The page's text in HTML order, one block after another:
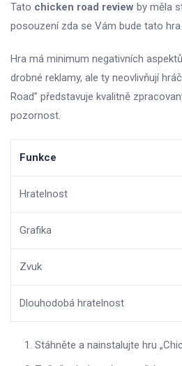
Tato chicken road review by měla
posouzení zda se Vám bude tato hra
Hra má minimum negativních
drobné reklamy, ale ty neovlivňují
Road” představuje kvalitně
pozornost.
Funkce
Hratelnost
Grafika
Zvuk
Dlouhodobá hratelnost
Stáhněte a nainstalujte hru